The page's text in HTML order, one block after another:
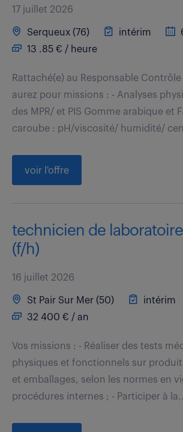
17 juillet 2026
Serqueux (76) intérim
13 .85 € / heure
Rattaché(e) au Responsable
aurez pour missions : - Analyses
des MPR/ et PIS Gomme arabique et
caroube : pH/viscosité/ humidité/
voir l'offre
technicien de
(f/h)
16 juillet 2026
St Pair Sur Mer (50) intérim
32 400 € / an
Vos missions : - Réaliser des tests
physiques et fonctionnels sur
et emballages, selon les normes en
procédures internes ; - Participer à